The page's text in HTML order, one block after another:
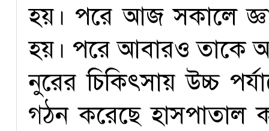
হয়। পরে আজ সকালে
হয়। পরে আবারও তাকে
নুরের চিকিৎসায় উচ্চ
গঠন করেছে হাসপাতাল